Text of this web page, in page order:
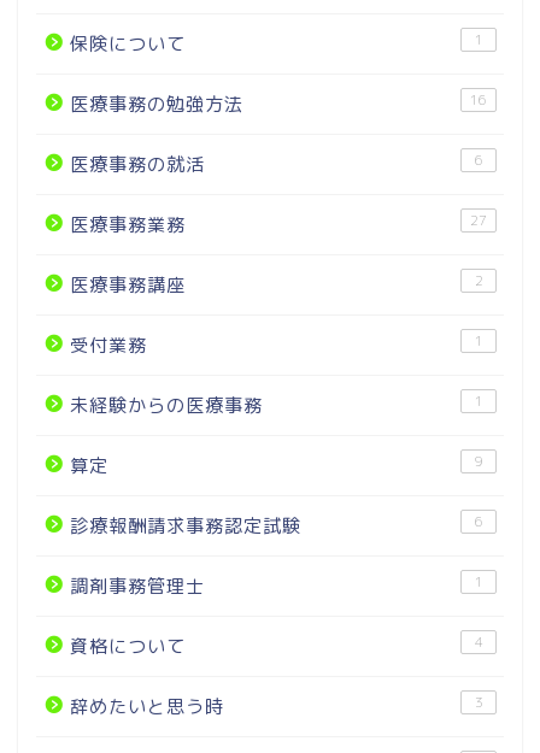
保険について 1
医療事務の勉強方法 16
医療事務の就活 6
医療事務業務 27
医療事務講座 2
受付業務 1
未経験からの医療事務 1
算定 9
診療報酬請求事務認定試験 6
調剤事務管理士 1
資格について 4
辞めたいと思う時 3